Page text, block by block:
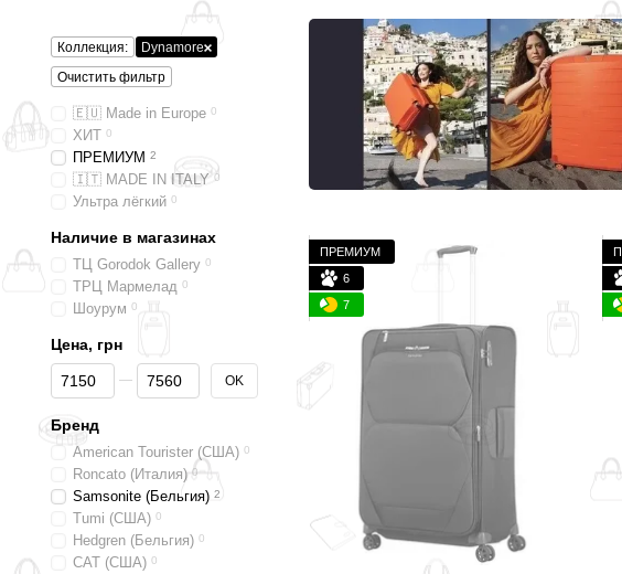
ПРЕМИУМ
6
7
Коллекция:
Dynamore
Очистить фильтр
🇪🇺 Made in Europe 0
ХИТ 0
ПРЕМИУМ 2
🇮🇹 MADE IN ITALY 0
Ультра лёгкий 0
Наличие в магазинах
ТЦ Gorodok Gallery 0
ТРЦ Мармелад 0
Шоурум 0
Цена, грн
От Цена, грн
До Цена, грн OK
Бренд
American Tourister (США) 0
Roncato (Италия) 0
Samsonite (Бельгия) 2
Tumi (США) 0
Hedgren (Бельгия) 0
CAT (США) 0